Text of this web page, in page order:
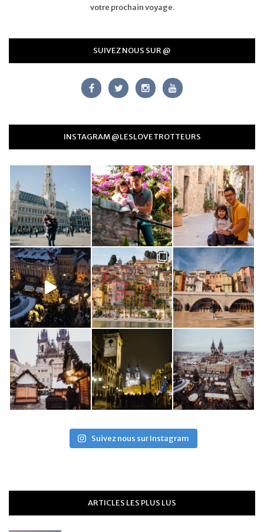
votre prochain voyage.
SUIVEZ NOUS SUR @
INSTAGRAM @LESLOVETROTTEURS
Suivez nous sur Instagram
ARTICLES LES PLUS LUS